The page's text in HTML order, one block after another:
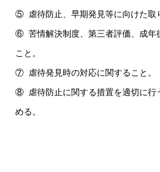
⑤ 虐待防止、早期発見等に向けた取
⑥ 苦情解決制度、第三者評価、成年
こと。
⑦ 虐待発見時の対応に関すること。
⑧ 虐待防止に関する措置を適切に行
める。